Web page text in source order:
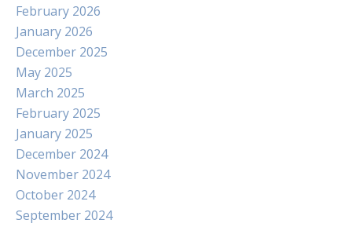
February 2026
January 2026
December 2025
May 2025
March 2025
February 2025
January 2025
December 2024
November 2024
October 2024
September 2024